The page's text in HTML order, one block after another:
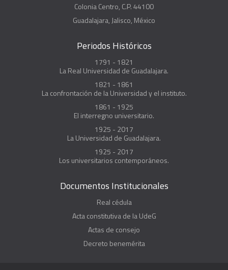
Colonia Centro, C.P. 44100
Guadalajara, Jalisco, México
Periodos Históricos
1791 - 1821
La Real Universidad de Guadalajara.
1821 - 1861
La confrontación de la Universidad y el instituto.
1861 - 1925
El interregno universitario.
1925 - 2017
La Universidad de Guadalajara.
1925 - 2017
Los universitarios contemporáneos.
Documentos Institucionales
Real cédula
Acta constitutiva de la UdeG
Actas de consejo
Decreto benemérita